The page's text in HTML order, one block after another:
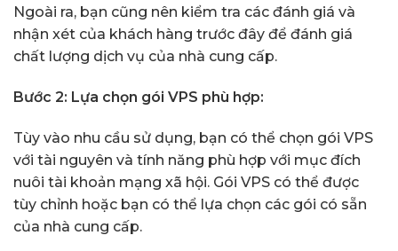
Ngoài ra, bạn cũng nên kiểm tra các đánh giá và
nhận xét của khách hàng trước đây để đánh giá
chất lượng dịch vụ của nhà cung cấp.
Bước 2: Lựa chọn gói VPS phù hợp:
Tùy vào nhu cầu sử dụng, bạn có thể chọn gói VPS
với tài nguyên và tính năng phù hợp với mục đích
nuôi tài khoản mạng xã hội. Gói VPS có thể được
tùy chỉnh hoặc bạn có thể lựa chọn các gói có sẵn
của nhà cung cấp.